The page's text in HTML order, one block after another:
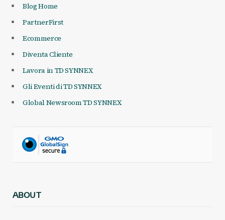
Blog Home
PartnerFirst
Ecommerce
Diventa Cliente
Lavora in TD SYNNEX
Gli Eventi di TD SYNNEX
Global Newsroom TD SYNNEX
ABOUT